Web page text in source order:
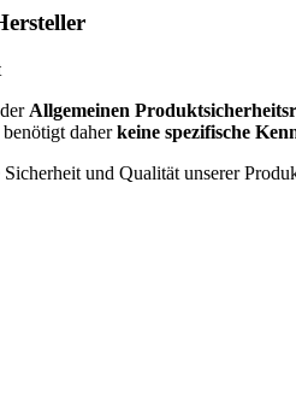
Allgemeinen
daherkeine spezifische
und Qualität unserer